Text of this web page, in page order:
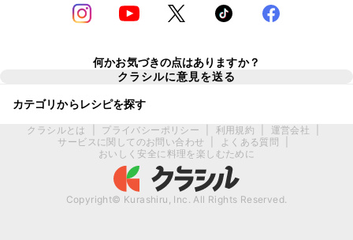
何かお気づきの点はありますか？
クラシルに意見を送る
カテゴリからレシピを探す
クラシルとは プライバシーポリシー 利用規約 運営会社
サービスに関してのお問い合わせ
よくある質問
おいしく安全に料理を楽しむために
Copyright© Kurashiru, Inc. All Rights Reserved.